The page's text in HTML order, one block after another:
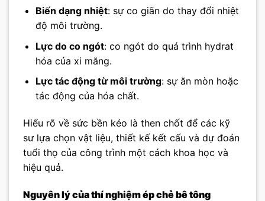
Biến dạng nhiệt: sự co giãn do thay đổi nhiệt
độ môi trường.
Lực do co ngót: co ngót do quá trình hydrat
hóa của xi măng.
Lực tác động từ môi trường: sự ăn mòn hoặc
tác động của hóa chất.
Hiểu rõ về sức bền kéo là then chốt để các kỹ
sư lựa chọn vật liệu, thiết kế kết cấu và dự đoán
tuổi thọ của công trình một cách khoa học và
hiệu quả.
Nguyên lý của thí nghiệm ép chẻ bê tông